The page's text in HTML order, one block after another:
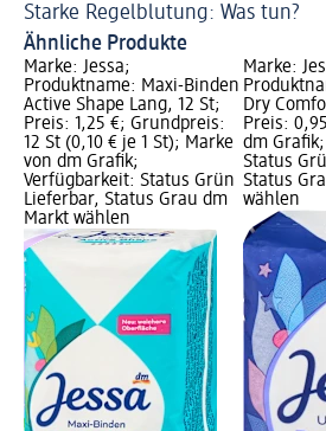
Starke Regelblutung: Was tun?
Ähnliche Produkte
Marke: Jessa;
Produktname: Maxi-Binden
Active Shape Lang, 12 St;
Preis: 1,25 €; Grundpreis:
12 St (0,10 € je 1 St); Marke
von dm Grafik;
Verfügbarkeit: Status Grün
Lieferbar, Status Grau dm
Markt wählen
Marke:
Dry
Preis:
dm
Status
Status
wählen